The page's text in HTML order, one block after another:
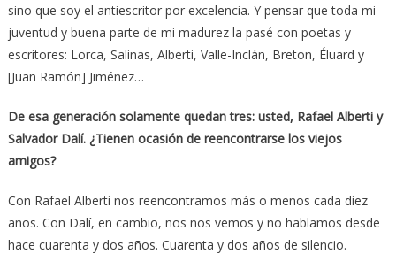
sino que soy el antiescritor por excelencia. Y pensar que toda mi
juventud y buena parte de mi madurez la pasé con poetas y
escritores: Lorca, Salinas, Alberti, Valle-Inclán, Breton, Éluard y
[Juan Ramón] Jiménez…
De esa generación solamente quedan tres: usted, Rafael Alberti y
Salvador Dalí. ¿Tienen ocasión de reencontrarse los viejos
amigos?
Con Rafael Alberti nos reencontramos más o menos cada diez
años. Con Dalí, en cambio, nos nos vemos y no hablamos desde
hace cuarenta y dos años. Cuarenta y dos años de silencio.